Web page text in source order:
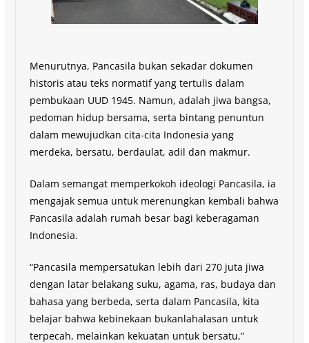
Menurutnya, Pancasila bukan sekadar dokumen
historis atau teks normatif yang tertulis dalam
pembukaan UUD 1945. Namun, adalah jiwa bangsa,
pedoman hidup bersama, serta bintang penuntun
dalam mewujudkan cita-cita Indonesia yang
merdeka, bersatu, berdaulat, adil dan makmur.
Dalam semangat memperkokoh ideologi Pancasila, ia
mengajak semua untuk merenungkan kembali bahwa
Pancasila adalah rumah besar bagi keberagaman
Indonesia.
“Pancasila mempersatukan lebih dari 270 juta jiwa
dengan latar belakang suku, agama, ras, budaya dan
bahasa yang berbeda, serta dalam Pancasila, kita
belajar bahwa kebinekaan bukanlahalasan untuk
terpecah, melainkan kekuatan untuk bersatu,”